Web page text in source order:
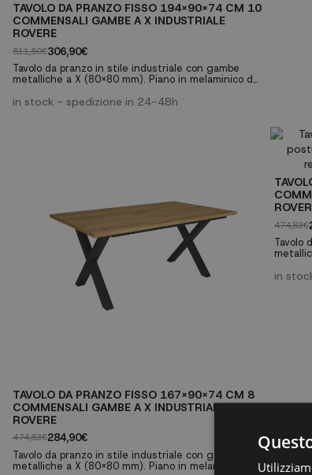
TAVOLO DA PRANZO FISSO 194X90X74 CM 10
COMMENSALI GAMBE A X INDUSTRIALE
ROVERE
511,50€306,90€
Tavolo da pranzo in stile industriale con gambe
metalliche a X (80x80 mm). Piano in melaminico da
Perfetto per riunioni di famiglia o come tavolo da
lavoro multifunzionale. ✓ Capacità per 10
in stock - spedizione in 24-48h
TAVOLO DA PRANZO FISSO 167X90X74 CM 8
COMMENSALI GAMBE A X INDUSTRIALE
ROVERE
474,83€284,90€
Tavolo da pranzo in stile industriale con gambe
metalliche a X (80x80 mm). Piano in melaminico da
474,83€
Tavolo
lavoro
in